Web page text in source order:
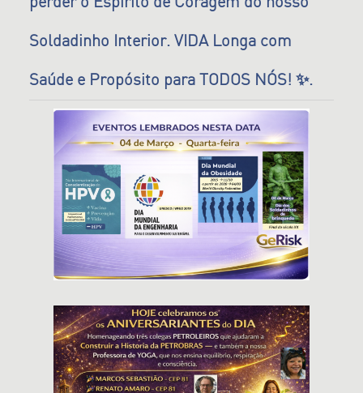
Soldadinho Interior. VIDA Longa com
Saúde e Propósito para TODOS NÓS! ✨.